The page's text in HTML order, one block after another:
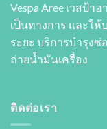
Vespa Aree เวสป้า
เป็นทางการ และให้
ระยะ บริการบำรุง
ถ่ายนํ้ามันเครื่อง
ติดต่อเรา